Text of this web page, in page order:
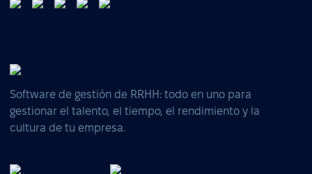
Software de gestión de RRHH: todo en uno para
gestionar el talento, el tiempo, el rendimiento y la
cultura de tu empresa.